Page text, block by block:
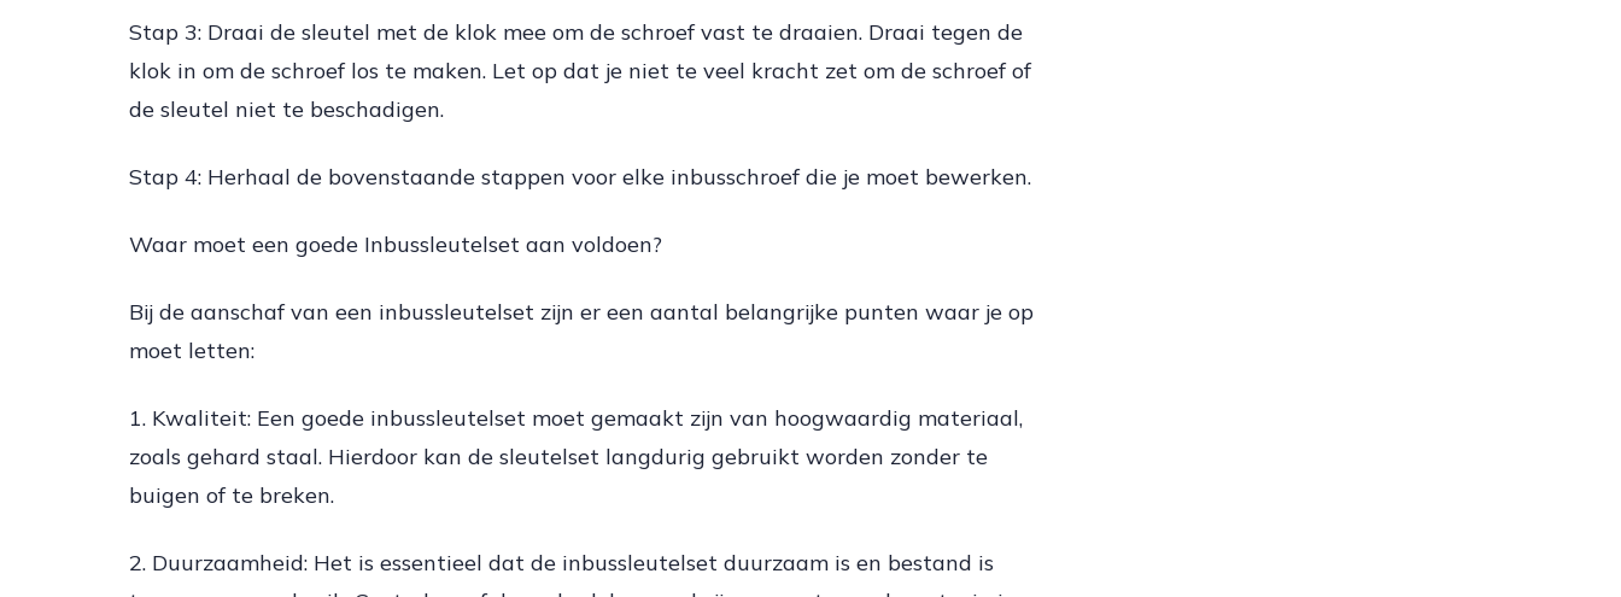
Stap 3: Draai de sleutel met de klok mee om de schroef vast te draaien. Draai tegen de
klok in om de schroef los te maken. Let op dat je niet te veel kracht zet om de schroef of
de sleutel niet te beschadigen.
Stap 4: Herhaal de bovenstaande stappen voor elke inbusschroef die je moet bewerken.
Waar moet een goede Inbussleutelset aan voldoen?
Bij de aanschaf van een inbussleutelset zijn er een aantal belangrijke punten waar je op
moet letten:
1. Kwaliteit: Een goede inbussleutelset moet gemaakt zijn van hoogwaardig materiaal,
zoals gehard staal. Hierdoor kan de sleutelset langdurig gebruikt worden zonder te
buigen of te breken.
2. Duurzaamheid: Het is essentieel dat de inbussleutelset duurzaam is en bestand is